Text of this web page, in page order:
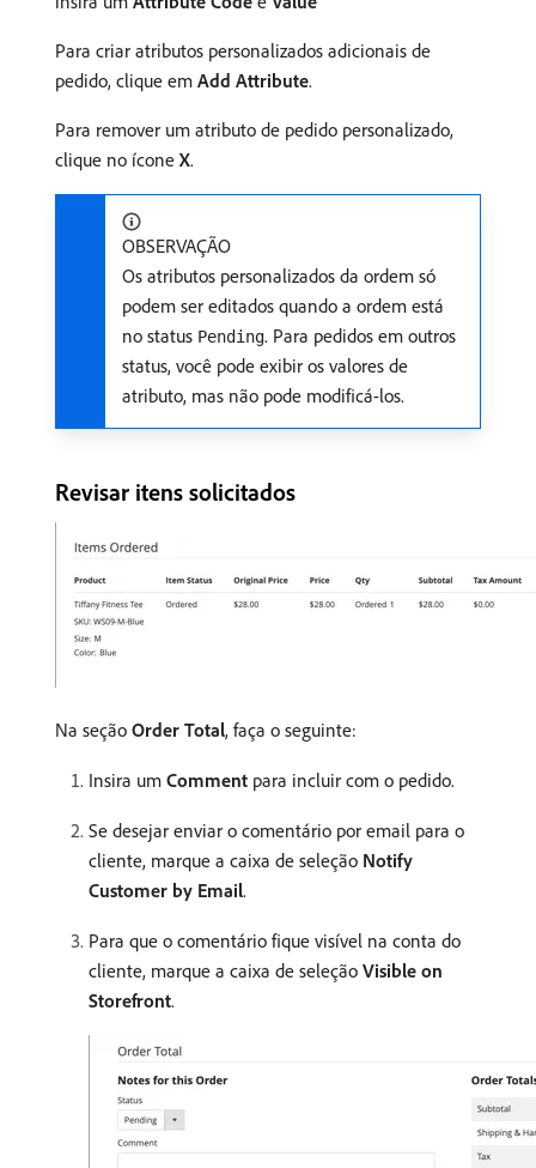
Para criar atributos personalizados adicionais de
pedido, clique em Add Attribute.
Para remover um atributo de pedido personalizado,
clique no ícone X.
OBSERVAÇÃO
Os atributos personalizados da ordem só
podem ser editados quando a ordem está
no status Pending. Para pedidos em outros
status, você pode exibir os valores de
atributo, mas não pode modificá-los.
Revisar itens solicitados
Na seção Order Total, faça o seguinte:
Insira um Comment para incluir com o pedido.
Se desejar enviar o comentário por email para o
cliente, marque a caixa de seleção Notify
Customer by Email.
Para que o comentário fique visível na conta do
cliente, marque a caixa de seleção Visible on
Storefront.